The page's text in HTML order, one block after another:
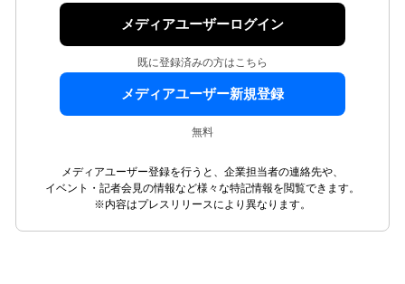
メディアユーザーログイン
既に登録済みの方はこちら
メディアユーザー新規登録
無料
メディアユーザー登録を行うと、企業担当者の連絡先や、
イベント・記者会見の情報など様々な特記情報を閲覧できます。
※内容はプレスリリースにより異なります。